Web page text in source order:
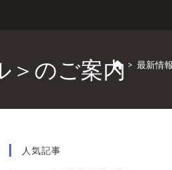
＞のご案内 > 最新情報
人気記事